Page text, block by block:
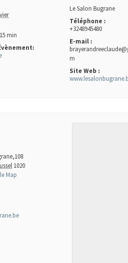
min
Le Salon Bugrane
Téléphone :
+3248945480
E-mail :
m
Site Web :
1020
Map